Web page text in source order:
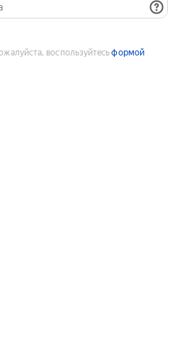
воспользуйтесьформой